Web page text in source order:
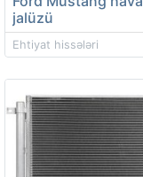
jalüzü
Ehtiyat hissələri